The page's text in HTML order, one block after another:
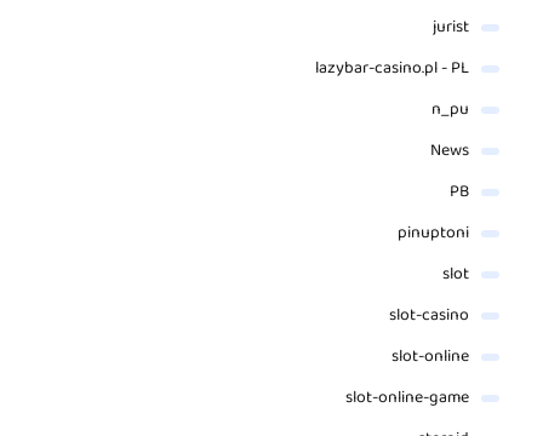
jurist
lazybar-casino.pl - PL
n_pu
News
PB
pinuptoni
slot
slot-casino
slot-online
slot-online-game